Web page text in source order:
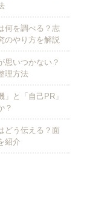
何を調べる？志
のやり方を解説
思いつかない？
理方法
と「自己PR」
？
どう伝える？面
紹介